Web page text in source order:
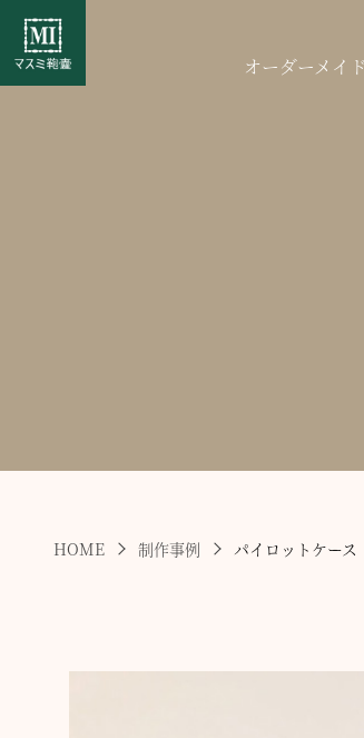
オーダーメイド
HOME 制作事例 パイロットケース